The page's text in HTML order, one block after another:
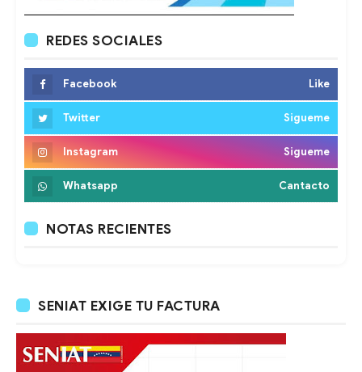
REDES SOCIALES
Facebook Like
Twitter Sigueme
Instagram Sigueme
Whatsapp Cantacto
NOTAS RECIENTES
SENIAT EXIGE TU FACTURA